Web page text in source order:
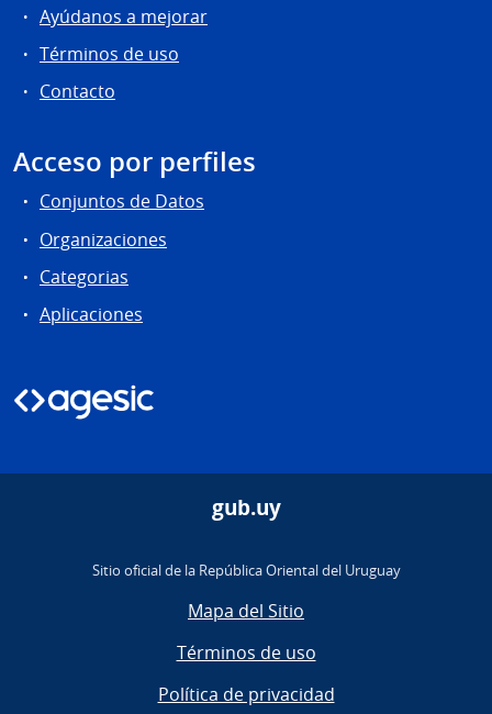
Ayúdanos a mejorar
Términos de uso
Contacto
Acceso por perfiles
Conjuntos de Datos
Organizaciones
Categorias
Aplicaciones
gub.uy
Sitio oficial de la República Oriental del Uruguay
Mapa del Sitio
Términos de uso
Política de privacidad